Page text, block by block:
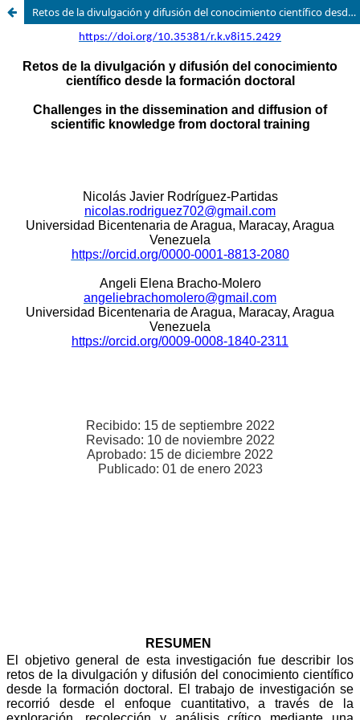
Retos de la divulgación y difusión del conocimiento científico desde la formación doctoral